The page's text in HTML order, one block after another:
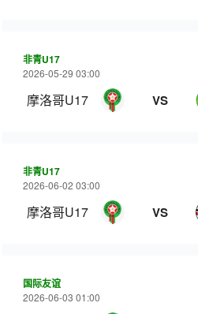
非青U17
2026-05-29 03:00
摩洛哥U17 VS
非青U17
2026-06-02 03:00
摩洛哥U17 VS
国际友谊
2026-06-03 01:00